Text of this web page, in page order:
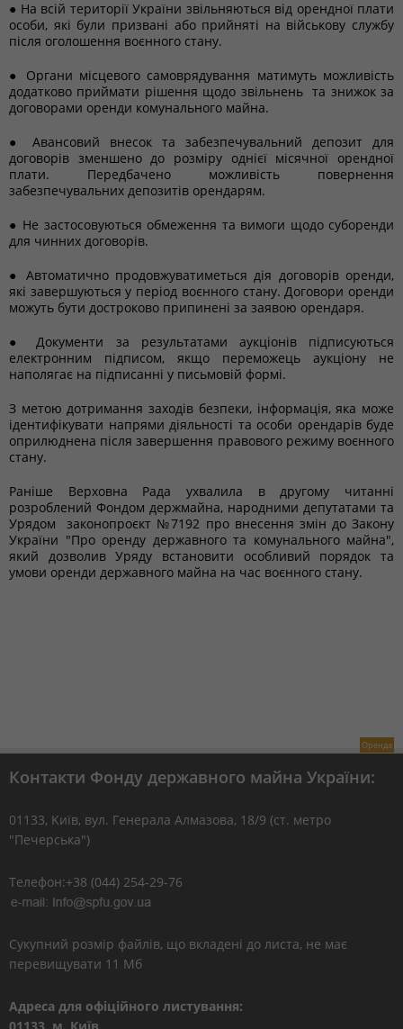
● На всій території України звільняються від орендної плати
особи, які були призвані або прийняті на військову службу
після оголошення воєнного стану.
● Органи місцевого самоврядування матимуть можливість
додатково приймати рішення щодо звільнень та знижок за
договорами оренди комунального майна.
● Авансовий внесок та забезпечувальний депозит для
договорів зменшено до розміру однієї місячної орендної
плати. Передбачено можливість повернення
забезпечувальних депозитів орендарям.
● Не застосовуються обмеження та вимоги щодо суборенди
для чинних договорів.
● Автоматично продовжуватиметься дія договорів оренди,
які завершуються у період воєнного стану. Договори оренди
можуть бути достроково припинені за заявою орендаря.
● Документи за результатами аукціонів підписуються
електронним підписом, якщо переможець аукціону не
наполягає на підписанні у письмовій формі.
З метою дотримання заходів безпеки, інформація, яка може
ідентифікувати напрями діяльності та особи орендарів буде
оприлюднена після завершення правового режиму воєнного
стану.
Раніше Верховна Рада ухвалила в другому читанні
розроблений Фондом держмайна, народними депутатами та
Урядом законопроєкт №7192 про внесення змін до Закону
України "Про оренду державного та комунального майна",
який дозволив Уряду встановити особливий порядок та
умови оренди державного майна на час воєнного стану.
Оренда
Контакти Фонду державного майна України:
01133, Kиїв, вул. Генерала Алмазова, 18/9 (ст. метро
"Печерська")
Телефон:+38 (044) 254-29-76
Сукупний розмір файлів, що вкладені до листа, не має
перевищувати 11 Мб
Адреса для офіційного листування: